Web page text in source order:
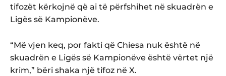
tifozët kërkojnë që ai të përfshihet në skuadrën e
Ligës së Kampionëve.
“Më vjen keq, por fakti që Chiesa nuk është në
skuadrën e Ligës së Kampionëve është vërtet një
krim,” bëri shaka një tifoz në X.